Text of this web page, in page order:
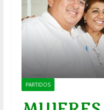
PARTIDOS